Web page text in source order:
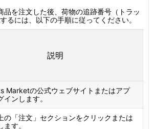
を注文した後、荷物の追跡番号（トラッ
るには、以下の手順に従ってください。
説明
Marketの公式ウェブサイトまたはアプ
インします。
の「注文」セクションをクリックまたは
ます。